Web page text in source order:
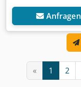
Anfragen
« 1 2